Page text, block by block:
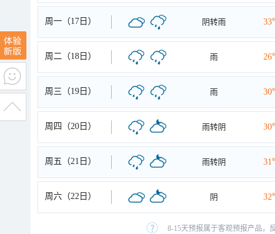
周一（17日） 阴转雨
周二（18日） 雨
周三（19日） 雨
周四（20日） 雨转阴
周五（21日） 雨转阴
周六（22日） 阴
8-15天预报属于客观预报产品，